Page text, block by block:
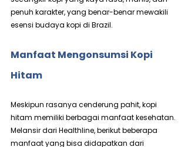
penuh karakter, yang benar-benar mewakili
esensi budaya kopi di Brazil.
Manfaat Mengonsumsi Kopi
Hitam
Meskipun rasanya cenderung pahit, kopi
hitam memiliki berbagai manfaat kesehatan.
Melansir dari Healthline, berikut beberapa
manfaat yang bisa didapatkan dari